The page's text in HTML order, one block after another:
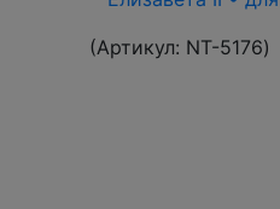
(Артикул: NT-5176)